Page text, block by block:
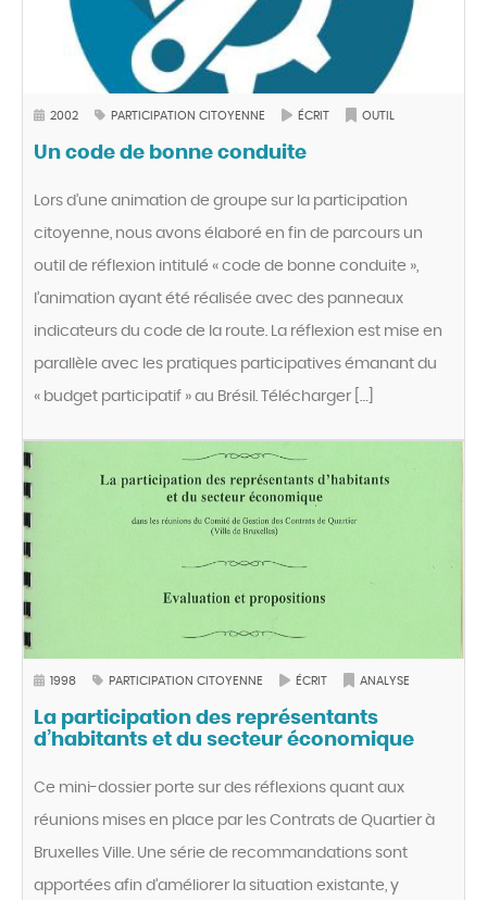
2002 PARTICIPATION CITOYENNE ÉCRIT OUTIL
Un code de bonne conduite
Lors d’une animation de groupe sur la participation
citoyenne, nous avons élaboré en fin de parcours un
outil de réflexion intitulé « code de bonne conduite »,
l’animation ayant été réalisée avec des panneaux
indicateurs du code de la route. La réflexion est mise en
parallèle avec les pratiques participatives émanant du
« budget participatif » au Brésil. Télécharger […]
1998 PARTICIPATION CITOYENNE ÉCRIT ANALYSE
La participation des représentants
d’habitants et du secteur économique
Ce mini-dossier porte sur des réflexions quant aux
réunions mises en place par les Contrats de Quartier à
Bruxelles Ville. Une série de recommandations sont
apportées afin d’améliorer la situation existante, y